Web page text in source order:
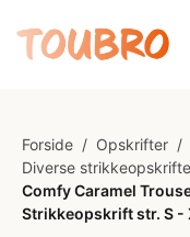
Forside / Opskrifter /
Diverse
Comfy Caramel
Strikkeopskrift str. S -